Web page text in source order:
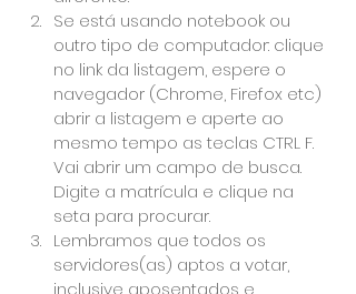
Se está usando notebook ou
outro tipo de computador: clique
no link da listagem, espere o
navegador (Chrome, Firefox etc)
abrir a listagem e aperte ao
mesmo tempo as teclas CTRL F.
Vai abrir um campo de busca.
Digite a matrícula e clique na
seta para procurar.
Lembramos que todos os
servidores(as) aptos a votar,
inclusive aposentados e